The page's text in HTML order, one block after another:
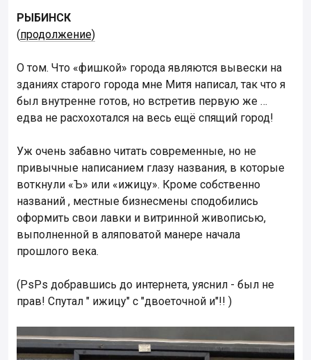
РЫБИНСК
(продолжение)
О том. Что «фишкой» города являются вывески на
зданиях старого города мне Митя написал, так что я
был внутренне готов, но встретив первую же …
едва не расхохотался на весь ещё спящий город!
Уж очень забавно читать современные, но не
привычные написанием глазу названия, в которые
воткнули «Ъ» или «ижицу». Кроме собственно
названий , местные бизнесмены сподобились
оформить свои лавки и витринной живописью,
выполненной в аляповатой манере начала
прошлого века.
(PsPs добравшись до интернета, уяснил - был не
прав! Спутал " ижицу" с "двоеточной и"!! )